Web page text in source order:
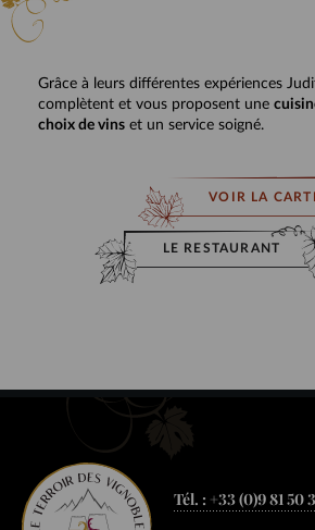
Grâce à leurs différentes expériences
complètent et vous proposent une
choix de vins et un service soigné.
VOIR LA
LE RESTAURANT
Tél. : +33 (0)9 81 50